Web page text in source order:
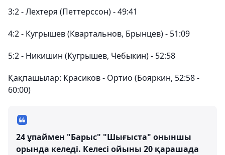
3:2 - Лехтеря (Петтерссон) - 49:41
4:2 - Кугрышев (Квартальнов, Брынцев) - 51:09
5:2 - Никишин (Кугрышев, Чебыкин) - 52:58
Қақпашылар: Красиков - Ортио (Бояркин, 52:58 -
60:00)
24 ұпаймен "Барыс" "Шығыста" оныншы
орында келеді. Келесі ойыны 20 қарашада